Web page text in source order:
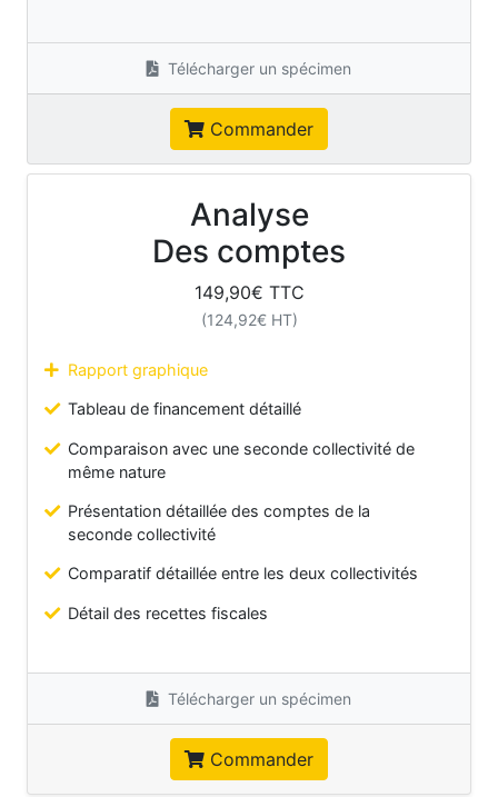
Télécharger un spécimen
Commander
Analyse
Des comptes
149,90€ TTC
(124,92€ HT)
Rapport graphique
Tableau de financement détaillé
Comparaison avec une seconde collectivité de
même nature
Présentation détaillée des comptes de la
seconde collectivité
Comparatif détaillée entre les deux collectivités
Détail des recettes fiscales
Télécharger un spécimen
Commander